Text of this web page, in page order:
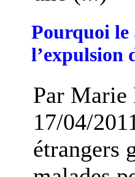
Pourquoi le
l’expulsion
Par Marie
17/04/
étrangers